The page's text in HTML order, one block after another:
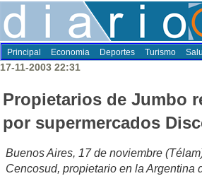
Principal Economia Deportes Turismo
17-11-2003 22:31
Propietarios de Jumbo
por supermercados
Buenos Aires, 17 de noviembre
Cencosud, propietario en la Argentina